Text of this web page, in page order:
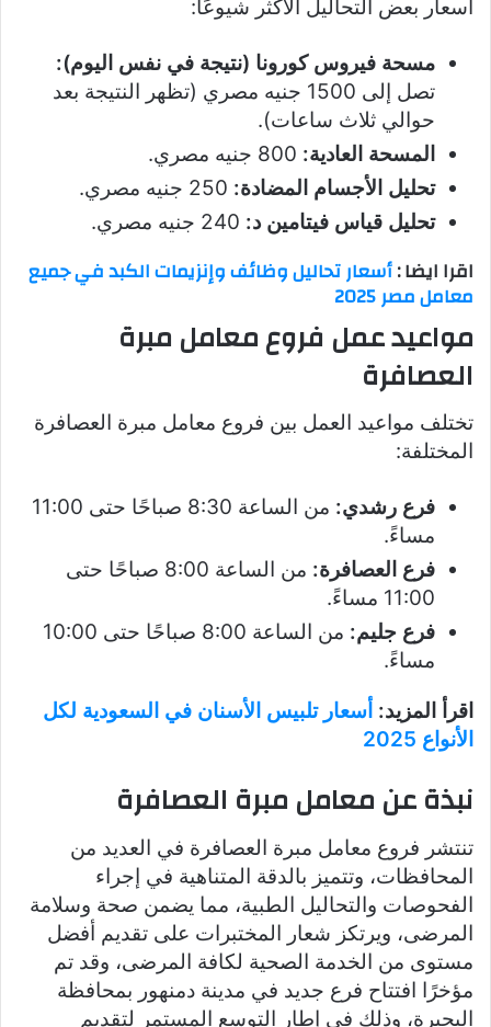
أسعار بعض التحاليل الأكثر شيوعًا:
مسحة فيروس كورونا (نتيجة في نفس اليوم):
تصل إلى 1500 جنيه مصري (تظهر النتيجة بعد
حوالي ثلاث ساعات).
المسحة العادية:
تحليل الأجسام المضادة:
تحليل قياس فيتامين د:
اقرا ايضا :أسعار تحاليل وظائف وإنزيمات الكبد في جميع
معامل مصر 2025
مواعيد عمل فروع معامل مبرة
العصافرة
تختلف مواعيد العمل بين فروع معامل مبرة العصافرة
المختلفة:
فرع رشدي:
من الساعة 8:30 صباحًا حتى 11:00
مساءً.
فرع العصافرة:
من الساعة 8:00 صباحًا حتى
11:00 مساءً.
فرع جليم:
من الساعة 8:00 صباحًا حتى 10:00
مساءً.
اقرأ المزيد: أسعار تلبيس الأسنان في السعودية لكل
الأنواع 2025
نبذة عن معامل مبرة العصافرة
تنتشر فروع معامل مبرة العصافرة في العديد من
المحافظات، وتتميز بالدقة المتناهية في إجراء
الفحوصات والتحاليل الطبية، مما يضمن صحة وسلامة
المرضى، ويرتكز شعار المختبرات على تقديم أفضل
مستوى من الخدمة الصحية لكافة المرضى، وقد تم
مؤخرًا افتتاح فرع جديد في مدينة دمنهور بمحافظة
البحيرة، وذلك في إطار التوسع المستمر لتقديم